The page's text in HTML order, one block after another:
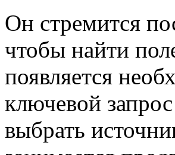
Он стремится
чтобы найти
появляется
ключевой
выбрать